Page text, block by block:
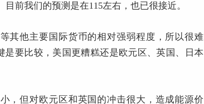
前我们的预测是在115左右，也已很接近。
其他主要国际货币的相对强弱程度，所以很难
要比较，美国更糟糕还是欧元区、英国、日本
，但对欧元区和英国的冲击很大，造成能源价